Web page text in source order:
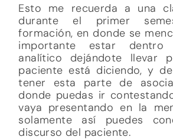
Esto me recuerda a una
durante el primer
formación, en donde se
importante estar dentro
analítico dejándote llevar
paciente está diciendo, y
tener esta parte de
donde puedas ir
vaya presentando en la
solamente así puedes
discurso del paciente.